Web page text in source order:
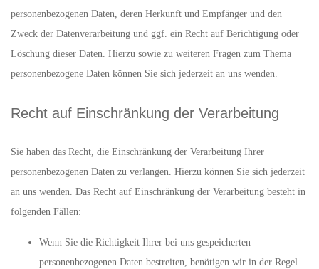
personenbezogenen Daten, deren Herkunft und Empfänger und den
Zweck der Datenverarbeitung und ggf. ein Recht auf Berichtigung oder
Löschung dieser Daten. Hierzu sowie zu weiteren Fragen zum Thema
personenbezogene Daten können Sie sich jederzeit an uns wenden.
Recht auf Einschränkung der Verarbeitung
Sie haben das Recht, die Einschränkung der Verarbeitung Ihrer
personenbezogenen Daten zu verlangen. Hierzu können Sie sich jederzeit
an uns wenden. Das Recht auf Einschränkung der Verarbeitung besteht in
folgenden Fällen:
Wenn Sie die Richtigkeit Ihrer bei uns gespeicherten
personenbezogenen Daten bestreiten, benötigen wir in der Regel